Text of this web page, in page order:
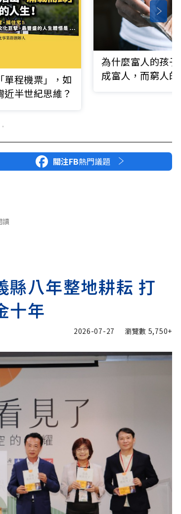
單程機票」，如
近半世紀思維？
為什麼富人的孩
成富人，而窮人
關注FB熱門議題
讀
縣八年整地耕耘 打
十年
2026-07-27 瀏覽數 5,750+